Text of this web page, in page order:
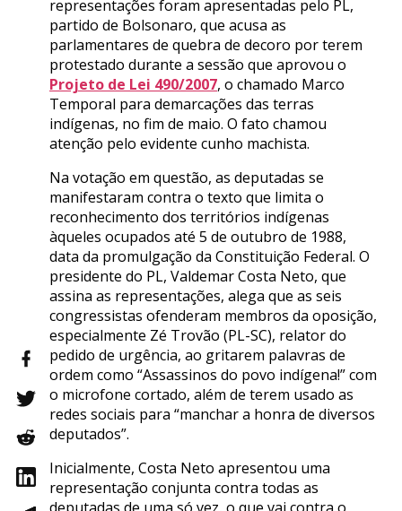
representações foram apresentadas pelo PL,
partido de Bolsonaro, que acusa as
parlamentares de quebra de decoro por terem
protestado durante a sessão que aprovou o
Projeto de Lei 490/2007, o chamado Marco
Temporal para demarcações das terras
indígenas, no fim de maio. O fato chamou
atenção pelo evidente cunho machista.
Na votação em questão, as deputadas se
manifestaram contra o texto que limita o
reconhecimento dos territórios indígenas
àqueles ocupados até 5 de outubro de 1988,
data da promulgação da Constituição Federal. O
presidente do PL, Valdemar Costa Neto, que
assina as representações, alega que as seis
congressistas ofenderam membros da oposição,
especialmente Zé Trovão (PL-SC), relator do
pedido de urgência, ao gritarem palavras de
ordem como “Assassinos do povo indígena!” com
o microfone cortado, além de terem usado as
redes sociais para “manchar a honra de diversos
deputados”.
Inicialmente, Costa Neto apresentou uma
representação conjunta contra todas as